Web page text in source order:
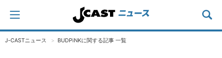
J-CASTニュース BUDPiNKに関する記事 一覧